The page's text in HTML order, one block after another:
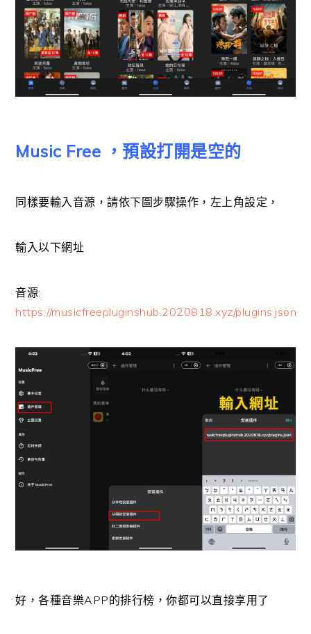
Music Free ，預設打開是空的
同樣要輸入音源，請依下圖步驟操作，左上角設定，
輸入以下網址
音源:
https://musicfreepluginshub.2020818.xyz/plugins.json
好，各種音樂APP的排行榜，你都可以直接享用了